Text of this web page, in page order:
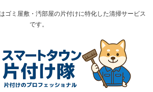
ゴミ屋敷・汚部屋の片付けに特化した清掃サービス
です。